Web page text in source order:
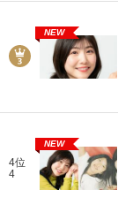
NEW
4位
4
NEW